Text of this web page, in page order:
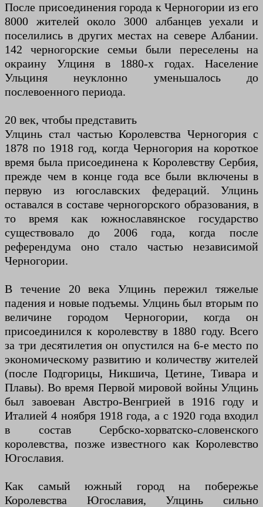
После присоединения города к Черногории из его
8000 жителей около 3000 албанцев уехали и
поселились в других местах на севере Албании.
142 черногорские семьи были переселены на
окраину Улциня в 1880-х годах. Население
Ульциня неуклонно уменьшалось до
послевоенного периода.
20 век, чтобы представить
Улцинь стал частью Королевства Черногория с
1878 по 1918 год, когда Черногория на короткое
время была присоединена к Королевству Сербия,
прежде чем в конце года все были включены в
первую из югославских федераций. Улцинь
оставался в составе черногорского образования, в
то время как южнославянское государство
существовало до 2006 года, когда после
референдума оно стало частью независимой
Черногории.
В течение 20 века Улцинь пережил тяжелые
падения и новые подъемы. Улцинь был вторым по
величине городом Черногории, когда он
присоединился к королевству в 1880 году. Всего
за три десятилетия он опустился на 6-е место по
экономическому развитию и количеству жителей
(после Подгорицы, Никшича, Цетине, Тивара и
Плавы). Во время Первой мировой войны Улцинь
был завоеван Австро-Венгрией в 1916 году и
Италией 4 ноября 1918 года, а с 1920 года входил
в состав Сербско-хорватско-словенского
королевства, позже известного как Королевство
Югославия.
Как самый южный город на побережье
Королевства Югославия, Улцинь сильно